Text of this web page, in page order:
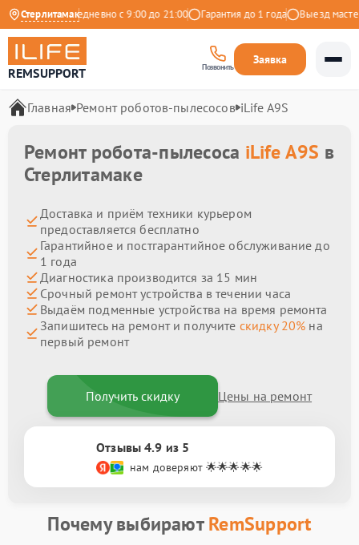
Стерлитамак
Яндекс Ежедневно с 9:00 до 21:00 Гарантия до 1 года Выезд мастера
REMSUPPORT Позвонить
Заявка
Главная Ремонт роботов-пылесосов iLife A9S
Ремонт робота-пылесоса iLife A9S в
Стерлитамаке
Доставка и приём техники курьером
предоставляется бесплатно
Гарантийное и постгарантийное обслуживание до
1 года
Диагностика производится за 15 мин
Срочный ремонт устройства в течении часа
Выдаём подменные устройства на время ремонта
Запишитесь на ремонт и получите скидку 20% на
первый ремонт
Получить скидку Цены на ремонт
Отзывы 4.9 из 5
нам доверяют 🌟🌟🌟🌟🌟
Почему выбираютRemSupport